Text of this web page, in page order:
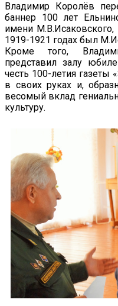
Владимир Королёв
баннер 100 лет
имени
1919-1921 годах был
Кроме того,
представил залу
честь 100-летия
в своих руках и,
весомый вклад
культуру.